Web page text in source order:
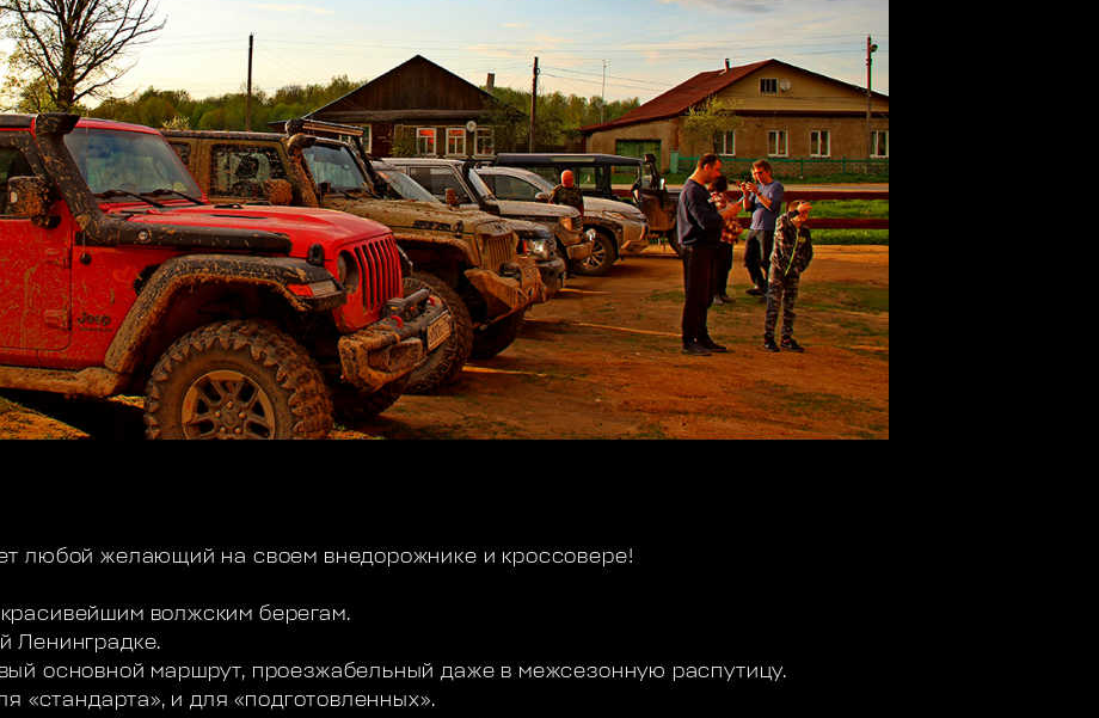
любой желающий на своем внедорожнике и кроссовере!
волжским берегам.
Ленинградке.
основной маршрут, проезжабельный даже в межсезонную распутицу.
«стандарта», и для «подготовленных».